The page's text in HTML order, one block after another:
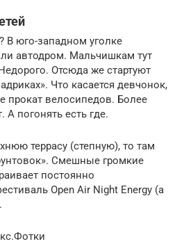
В юго-западном уголке
автодром. Мальчишкам тут
Отсюда же стартуют
Что касается девчонок,
прокат велосипедов. Более
А погонять есть где.
террасу (степную), то там
Смешные громкие
постоянно
Open Air Night Energy (а